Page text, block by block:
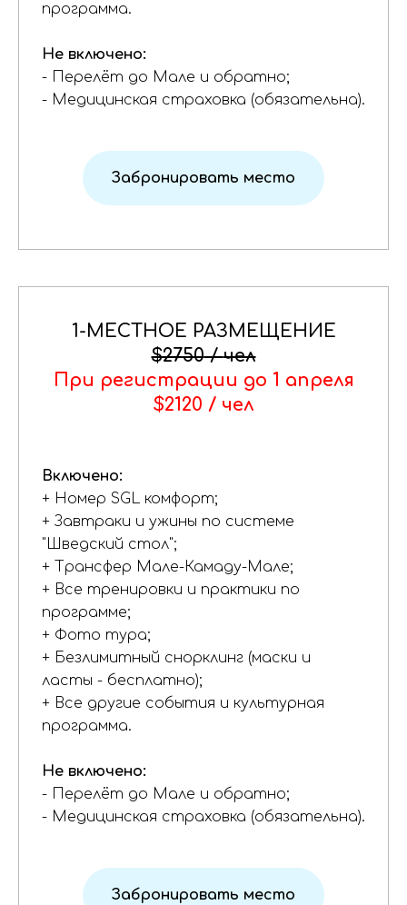
программа.
Не включено:
- Перелёт до Мале и обратно;
- Медицинская страховка (обязательна).
Забронировать место
1-МЕСТНОЕ РАЗМЕЩЕНИЕ
$2750/чел
При регистрации до 1 апреля
$2120 / чел
Включено:
+ Номер SGL комфорт;
+ Завтраки и ужины по системе
"Шведский стол";
+ Трансфер Мале-Камаду-Мале;
+ Все тренировки и практики по
программе;
+ Фото тура;
+ Безлимитный снорклинг (маски и
ласты - бесплатно);
+ Все другие события и культурная
программа.
Не включено:
- Перелёт до Мале и обратно;
- Медицинская страховка (обязательна).
Забронировать место